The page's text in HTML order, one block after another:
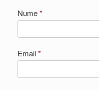
Nume*
Email*